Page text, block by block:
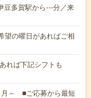
豆多賀駅から---分／来
望の曜日があればご相
れば下記シフトも
月～ ■ご応募から最短